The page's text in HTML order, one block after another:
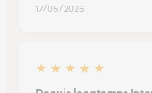
17/05/2026
★ ★ ★ ★ ★